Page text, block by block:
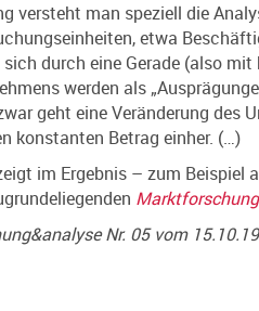
versteht man speziell die
etwa
durch eine Gerade (also
werden als
geht eine Veränderung
konstanten Betrag einher. (…)
im Ergebnis – zum
Nr. 05 vom